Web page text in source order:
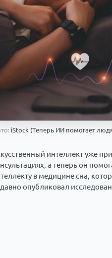
iStock (Теперь ИИ помогает
интеллект уже
а теперь он
в медицине сна,
опубликовал